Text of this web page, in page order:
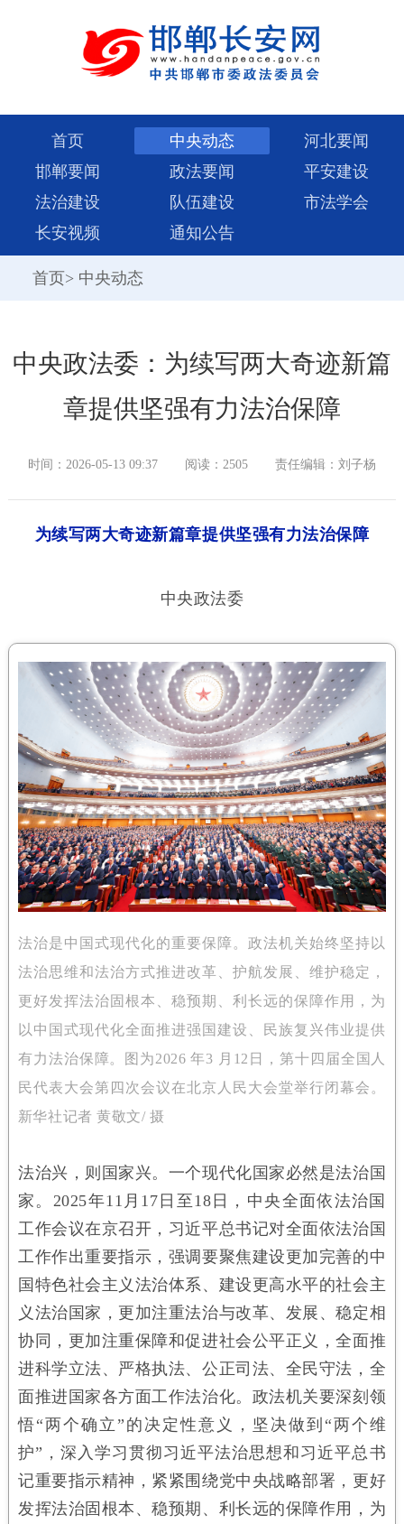
首页 中央动态
河北要闻
邯郸要闻
政法要闻
平安建设
法治建设
队伍建设
市法学会
长安视频
通知公告
首页> 中央动态
中央政法委：为续写两大奇迹新篇
章提供坚强有力法治保障
时间：2026-05-13 09:37 阅读：2505 责任编辑：刘子杨
为续写两大奇迹新篇章提供坚强有力法治保障
中央政法委
法治是中国式现代化的重要保障。政法机关始终坚持以
法治思维和法治方式推进改革、护航发展、维护稳定，
更好发挥法治固根本、稳预期、利长远的保障作用，为
以中国式现代化全面推进强国建设、民族复兴伟业提供
有力法治保障。图为2026 年3 月12日，第十四届全国人
民代表大会第四次会议在北京人民大会堂举行闭幕会。
新华社记者 黄敬文/ 摄
法治兴，则国家兴。一个现代化国家必然是法治国
家。2025年11月17日至18日，中央全面依法治国
工作会议在京召开，习近平总书记对全面依法治国
工作作出重要指示，强调要聚焦建设更加完善的中
国特色社会主义法治体系、建设更高水平的社会主
义法治国家，更加注重法治与改革、发展、稳定相
协同，更加注重保障和促进社会公平正义，全面推
进科学立法、严格执法、公正司法、全民守法，全
面推进国家各方面工作法治化。政法机关要深刻领
悟“两个确立”的决定性意义，坚决做到“两个维
护”，深入学习贯彻习近平法治思想和习近平总书
记重要指示精神，紧紧围绕党中央战略部署，更好
发挥法治固根本、稳预期、利长远的保障作用，为